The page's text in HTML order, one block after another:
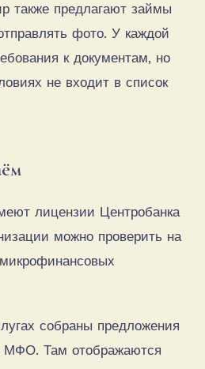
также предлагают займы
фото. У каждой
к документам, но
не входит в список
лицензии Центробанка
можно проверить на
собраны предложения
МФО. Там отображаются